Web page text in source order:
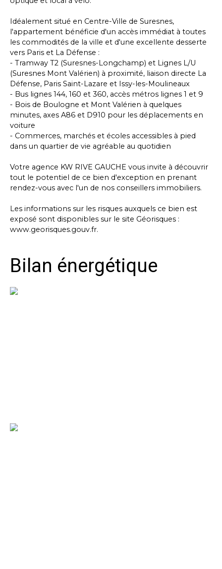
Idéalement situé en Centre-Ville de Suresnes,
l'appartement bénéficie d'un accès immédiat à toutes
les commodités de la ville et d'une excellente desserte
vers Paris et La Défense :
- Tramway T2 (Suresnes-Longchamp) et Lignes L/U
(Suresnes Mont Valérien) à proximité, liaison directe La
Défense, Paris Saint-Lazare et Issy-les-Moulineaux
- Bus lignes 144, 160 et 360, accès métros lignes 1 et 9
- Bois de Boulogne et Mont Valérien à quelques
minutes, axes A86 et D910 pour les déplacements en
voiture
- Commerces, marchés et écoles accessibles à pied
dans un quartier de vie agréable au quotidien
Votre agence KW RIVE GAUCHE vous invite à découvrir
tout le potentiel de ce bien d'exception en prenant
rendez-vous avec l'un de nos conseillers immobiliers.
Les informations sur les risques auxquels ce bien est
exposé sont disponibles sur le site Géorisques :
www.georisques.gouv.fr.
Bilan énergétique